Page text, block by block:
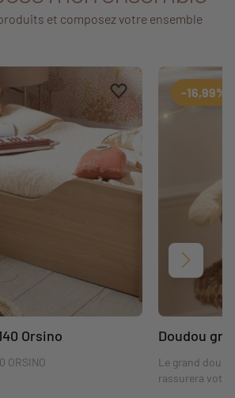
et composez votre ensemble
Ajouter aux favoris
Supprimer des
Orsino
ORSINO
-16,99%
Doudou
Le grand
rassurera votre
Suivant